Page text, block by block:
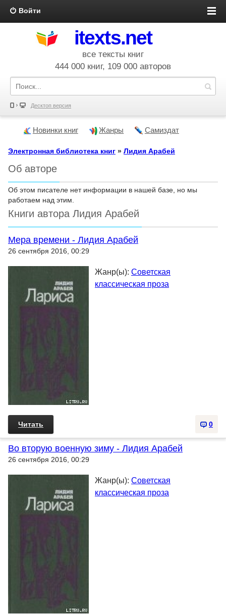
Войти
itexts.net
все тексты книг
444 000 книг, 109 000 авторов
Десктоп версия
Новинки книг Жанры Самиздат
Электронная библиотека книг » Лидия Арабей
Об авторе
Об этом писателе нет информации в нашей базе, но мы
работаем над этим.
Книги автора Лидия Арабей
Мера времени - Лидия Арабей
26 сентября 2016, 00:29
Жанр(ы): Советская
классическая проза
0
Читать
Во вторую военную зиму - Лидия Арабей
26 сентября 2016, 00:29
Жанр(ы): Советская
классическая проза